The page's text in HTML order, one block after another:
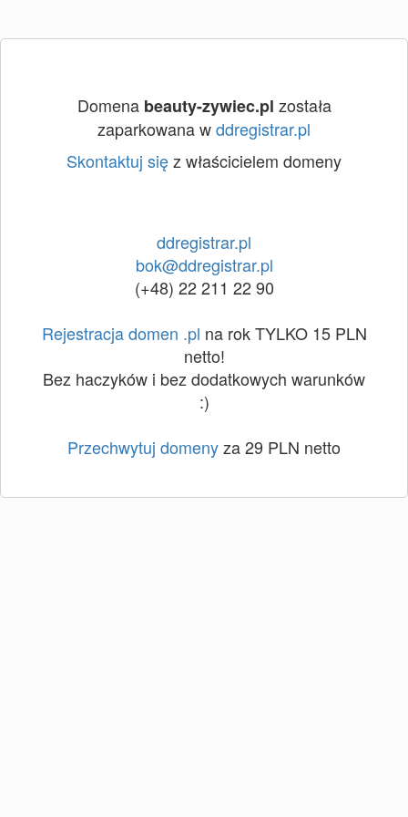
Domena beauty-zywiec.pl została
zaparkowana wddregistrar.pl
Skontaktuj sięz właścicielem domeny
ddregistrar.pl
bok@ddregistrar.pl
(+48) 22 211 22 90
Rejestracja domen .pl na rok TYLKO 15 PLN
netto!
Bez haczyków i bez dodatkowych warunków
:)
Przechwytuj domenyza 29 PLN netto